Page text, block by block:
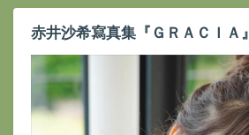
赤井沙希寫真集『ＧＲＡＣＩＡ』